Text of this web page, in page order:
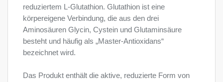
reduziertem L-Glutathion. Glutathion ist eine
körpereigene Verbindung, die aus den drei
Aminosäuren Glycin, Cystein und Glutaminsäure
besteht und häufig als „Master-Antioxidans“
bezeichnet wird.
Das Produkt enthält die aktive, reduzierte Form von